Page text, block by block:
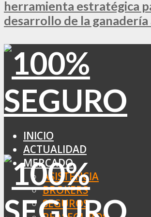
herramienta estratégica
desarrollo de la
INICIO
ACTUALIDAD
MERCADO
ASISTENCIA
BROKERS
SEGUROS